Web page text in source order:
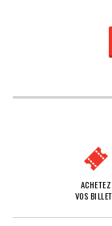
ACHETEZ
VOS